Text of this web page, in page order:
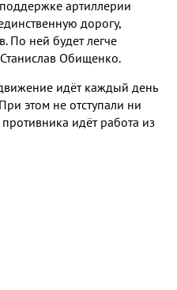
артиллерии
дорогу,
По ней будет легче
Обищенко.
идёт каждый день
этом не отступали ни
идёт работа из